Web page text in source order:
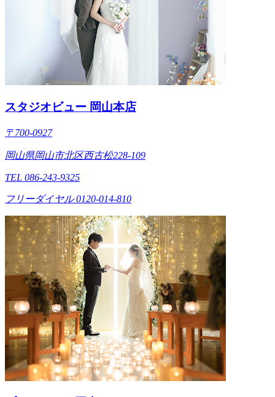
スタジオビュー 岡山本店
〒700-0927
岡山県岡山市北区西古松228-109
TEL 086-243-9325
フリーダイヤル 0120-014-810